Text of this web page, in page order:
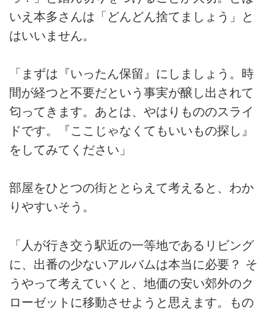
いえ本多さんは「どんどん捨てましょう」と
はいいません。
「まずは『いったん保留』にしましょう。時
間が経つと不要だという事実が醸し出されて
匂ってきます。あとは、やはりもののスライ
ドです。『ここじゃなくてもいいもの探し』
をしてみてください」
部屋をひとつの街ととらえて考えると、わか
りやすいそう。
「人が行き交う駅近の一等地であるリビング
に、出番の少ないアルバムは本当に必要？ そ
うやって考えていくと、地価の安い郊外のク
ローゼットに移動させようと思えます。もの